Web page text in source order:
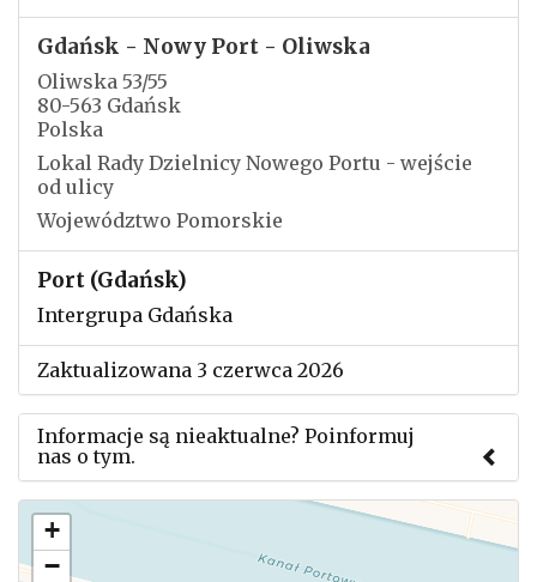
Gdańsk - Nowy Port - Oliwska
Oliwska 53/55
80-563 Gdańsk
Polska
Lokal Rady Dzielnicy Nowego Portu - wejście
od ulicy
Województwo Pomorskie
Port (Gdańsk)
Intergrupa Gdańska
Zaktualizowana 3 czerwca 2026
Informacje są nieaktualne? Poinformuj
nas o tym.
Użyj tego formularza aby przesłać informację o
zmianach w powyższym mityngu.
+
−